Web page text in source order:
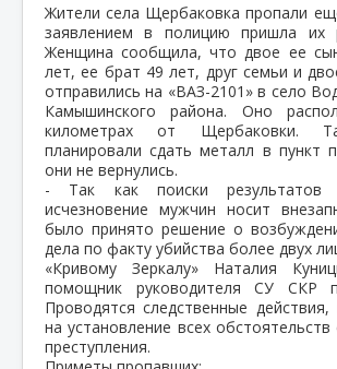
Жители села Щербаковка пропали
заявлением в полицию пришла их
Женщина сообщила, что двое ее
лет, ее брат 49 лет, друг семьи и
отправились на «ВАЗ-2101» в село
Камышинского района. Оно
километрах от Щербаковки.
планировали сдать металл в пункт
они не вернулись.
- Так как поиски
исчезновение мужчин носит
было принято решение о
дела по факту убийства более двух
«Кривому Зеркалу» Наталия
помощник руководителя СУ СКР
Проводятся следственные действия,
на установление всех
преступления.